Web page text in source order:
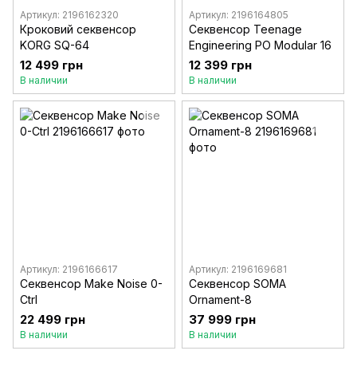
Артикул: 2196162320
Кроковий секвенсор
KORG SQ-64
12 499 грн
В наличии
Артикул: 2196164805
Секвенсор Teenage
Engineering PO Modular 16
12 399 грн
В наличии
Артикул: 2196166617
Секвенсор Make Noise 0-
Ctrl
22 499 грн
В наличии
Артикул: 2196169681
Секвенсор SOMA
Ornament-8
37 999 грн
В наличии